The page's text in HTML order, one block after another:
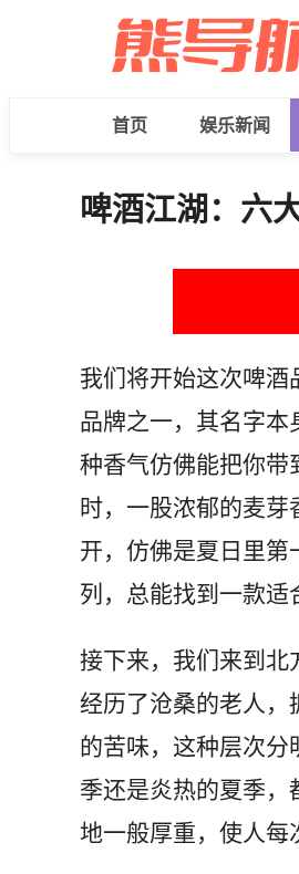
首页 娱乐新闻
啤酒江湖：六
我们将开始这次啤
品牌之一，其名字
种香气仿佛能把你带
时，一股浓郁的麦
开，仿佛是夏日里
列，总能找到一款适
接下来，我们来到北
经历了沧桑的老人，
的苦味，这种层次
季还是炎热的夏季，
地一般厚重，使人每